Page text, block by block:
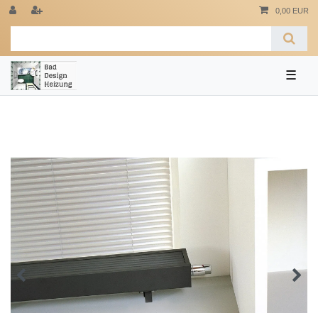
0,00 EUR
☰